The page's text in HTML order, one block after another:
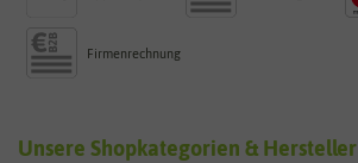
Firmenrechnung
Unsere Shopkategorien & Hersteller